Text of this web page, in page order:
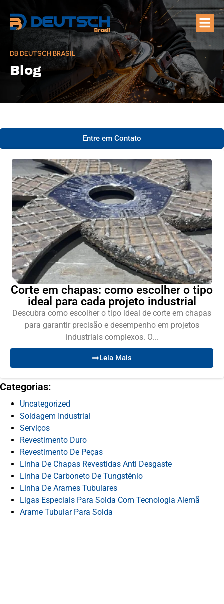
DB DEUTSCH BRASIL
Blog
Entre em Contato
Corte em chapas: como escolher o tipo
ideal para cada projeto industrial
Descubra como escolher o tipo ideal de corte em chapas
para garantir precisão e desempenho em projetos
industriais complexos. O...
Leia Mais
Categorias:
Uncategorized
Soldagem Industrial
Serviços
Revestimento Duro
Revestimento De Peças
Linha De Chapas Revestidas Anti Desgaste
Linha De Carboneto De Tungstênio
Linha De Arames Tubulares
Ligas Especiais Para Solda Com Tecnologia Alemã
Arame Tubular Para Solda